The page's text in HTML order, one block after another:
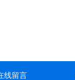
线留言